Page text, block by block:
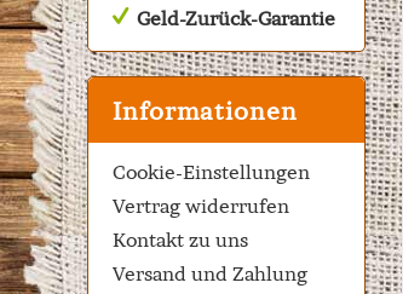
Geld-Zurück-Garantie
Informationen
Cookie-Einstellungen
Vertrag widerrufen
Kontakt zu uns
Versand und Zahlung